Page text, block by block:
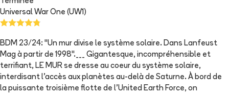
Universal War One (UW1)
BDM 23/24: "Un mur divise le système solaire. Dans Lanfeust
Mag à partir de 1998".___ Gigantesque, incompréhensible et
terrifiant, LE MUR se dresse au coeur du système solaire,
interdisant l'accès aux planètes au-delà de Saturne. À bord de
la puissante troisième flotte de l'United Earth Force, on